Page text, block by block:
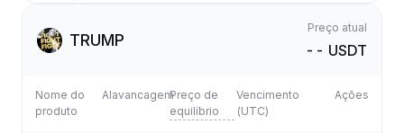
TRUMP
Preço atual
-- USDT
Nome do
produto
AlavancagemPreço de
equilíbrio
Vencimento
(UTC)
Ações